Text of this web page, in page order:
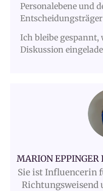
Personalebene und
Ich bleibe gespannt,
Diskussion
MARION EPPINGER
Sie ist Influencerin
Richtungsweisend